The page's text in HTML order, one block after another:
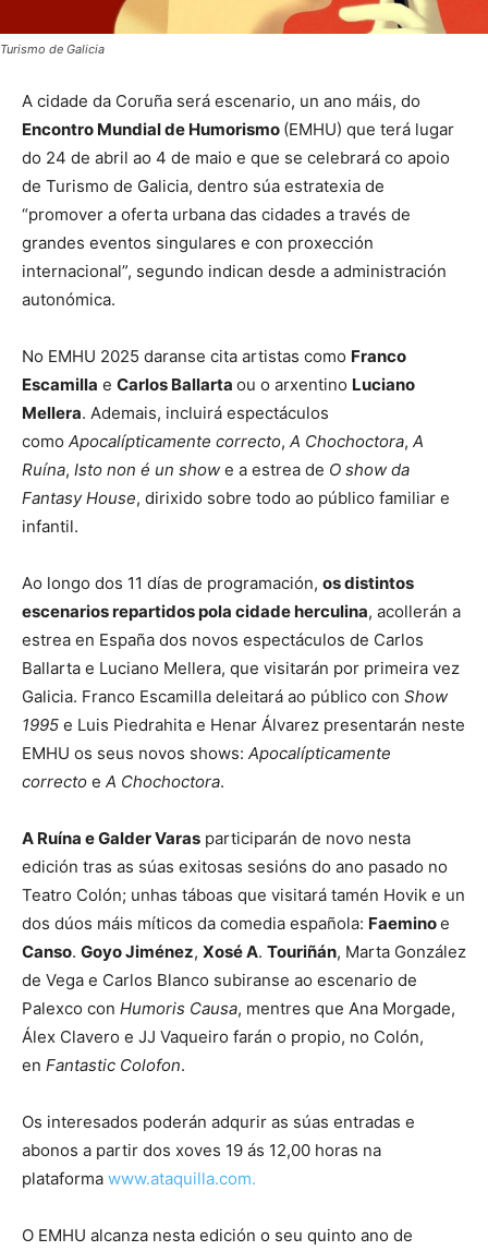
Turismo de Galicia
A cidade da Coruña será escenario, un ano máis, do
Encontro Mundial de Humorismo (EMHU) que terá lugar
do 24 de abril ao 4 de maio e que se celebrará co apoio
de Turismo de Galicia, dentro súa estratexia de
“promover a oferta urbana das cidades a través de
grandes eventos singulares e con proxección
internacional”, segundo indican desde a administración
autonómica.
No EMHU 2025 daranse cita artistas como Franco
Escamilla e Carlos Ballarta ou o arxentino Luciano
Mellera. Ademais, incluirá espectáculos
como Apocalípticamente correcto, A Chochoctora, A
Ruína, Isto non é un show e a estrea de O show da
Fantasy House, dirixido sobre todo ao público familiar e
infantil.
Ao longo dos 11 días de programación, os distintos
escenarios repartidos pola cidade herculina, acollerán a
estrea en España dos novos espectáculos de Carlos
Ballarta e Luciano Mellera, que visitarán por primeira vez
Galicia. Franco Escamilla deleitará ao público con Show
1995 e Luis Piedrahita e Henar Álvarez presentarán neste
EMHU os seus novos shows: Apocalípticamente
correcto e A Chochoctora.
A Ruína e Galder Varas participarán de novo nesta
edición tras as súas exitosas sesións do ano pasado no
Teatro Colón; unhas táboas que visitará tamén Hovik e un
dos dúos máis míticos da comedia española: Faeminoe
Canso. Goyo Jiménez, Xosé A. Touriñán, Marta González
de Vega e Carlos Blanco subiranse ao escenario de
Palexco con Humoris Causa, mentres que Ana Morgade,
Álex Clavero e JJ Vaqueiro farán o propio, no Colón,
en Fantastic Colofon.
Os interesados poderán adqurir as súas entradas e
abonos a partir dos xoves 19 ás 12,00 horas na
plataforma www.ataquilla.com.
O EMHU alcanza nesta edición o seu quinto ano de